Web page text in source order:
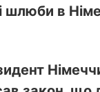
шлюби в